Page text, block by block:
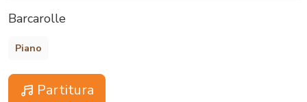
Barcarolle
Piano
Partitura